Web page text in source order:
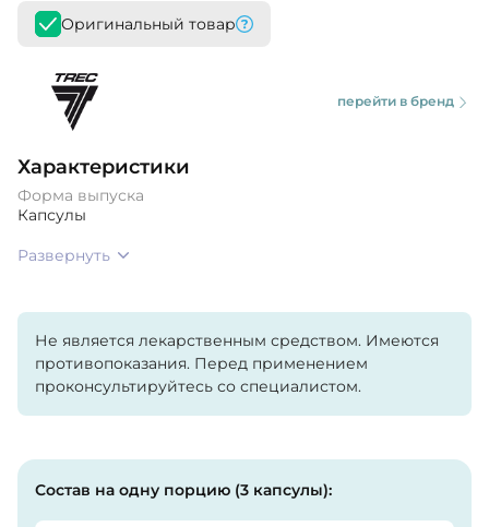
Оригинальный товар
перейти в бренд
Характеристики
Форма выпуска
Капсулы
Развернуть
Не является лекарственным средством. Имеются
противопоказания. Перед применением
проконсультируйтесь со специалистом.
Состав на одну порцию (3 капсулы):